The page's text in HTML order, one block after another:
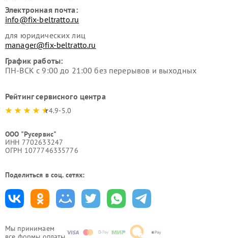
Мы принимаем
Электронная почта:
info@fix-beltratto.ru
для юридических лиц
manager@fix-beltratto.ru
График работы:
ПН-ВСК с 9:00 до 21:00 без перерывов и выходных
Рейтинг сервисного центра
4.9-5.0
ООО "Русервис"
ИНН 7702633247
ОГРН 1077746335776
Поделиться в соц. сетях: